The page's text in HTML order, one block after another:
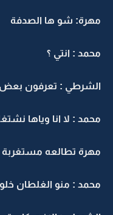
مهرة: شو ها الصدفة
محمد : انتي ؟
الشرطي : تعرفون
محمد : لا انا وياها
مهرة تطالعه مستغربة
محمد : منو الغلطان